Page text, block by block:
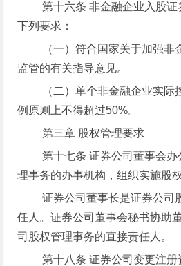
第十六条 非金融企业入股证券公司的，还应当符合
下列要求：
监管的有关指导意见。
例原则上不得超过50%。
第三章 股权管理要求
第十七条 证券公司董事会办公室是证券公司股权管
理事务的办事机构，组织实施股
证券公司董事长是证券公司股权管理事务的第一责
任人。证券公司董事会秘书协助
司股权管理事务的直接责任人。
第十八条 证券公司变更注册资本或者股权，应当制